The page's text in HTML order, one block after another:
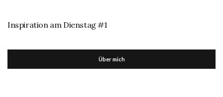
Inspiration am Dienstag #1
Über mich